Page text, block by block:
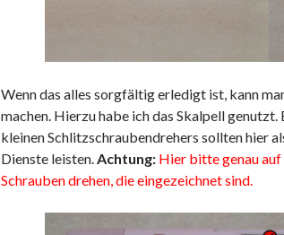
Wenn das alles sorgfältig erledigt ist, kann
machen. Hierzu habe ich das Skalpell
kleinen Schlitzschraubendrehers sollten hier
Dienste leisten. Achtung: Hier bitte genau auf
Schrauben drehen, die eingezeichnet sind.